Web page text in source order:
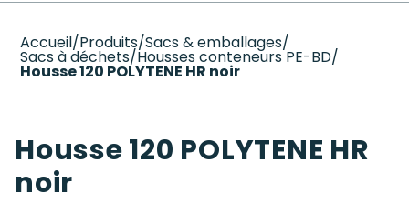
Accueil/Produits/Sacs & emballages/
Sacs à déchets/Housses conteneurs PE-BD/
Housse 120 POLYTENE HR noir
Housse 120 POLYTENE HR
noir